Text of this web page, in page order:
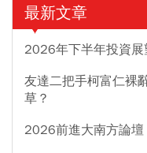
最新文章
2026年下半年投資
友達二把手柯富仁裸
草？
2026前進大南方論壇